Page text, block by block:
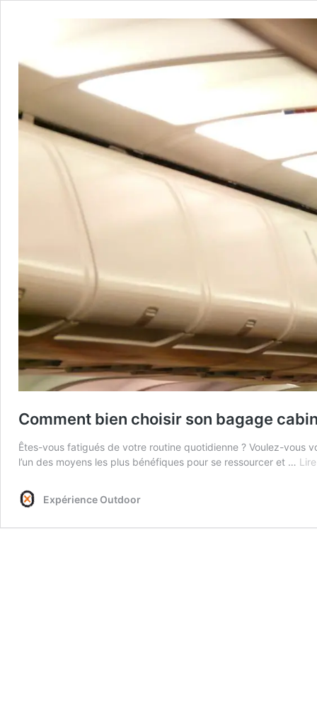
Comment bien choisir son bagage
Êtes-vous fatigués de votre routine quotidienne ? Voulez-vous
l’un des moyens les plus bénéfiques pour se ressourcer et …
Expérience Outdoor